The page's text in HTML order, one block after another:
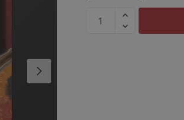
produkto
kiekis: